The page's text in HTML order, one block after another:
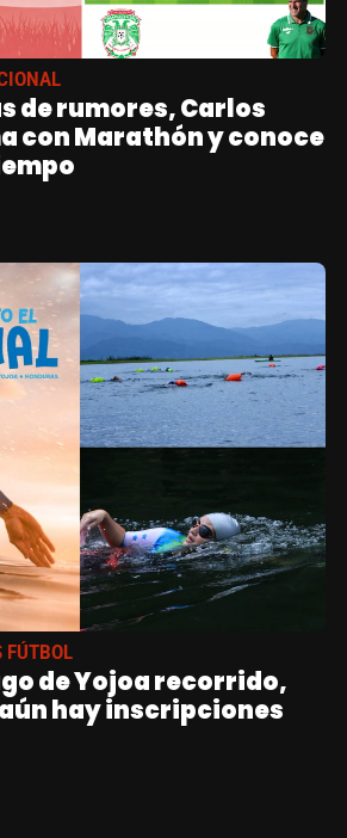
de rumores, Carlos
con Marathón y conoce
FÚTBOL
de Yojoa recorrido,
hay inscripciones